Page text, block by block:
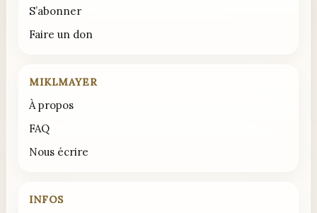
S’abonner
Faire un don
MIKLMAYER
À propos
FAQ
Nous écrire
INFOS